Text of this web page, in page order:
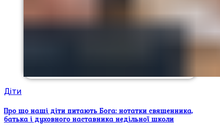
Діти
Про що наші діти питають Бога: нотатки священника,
батька і духовного наставника недільної школи